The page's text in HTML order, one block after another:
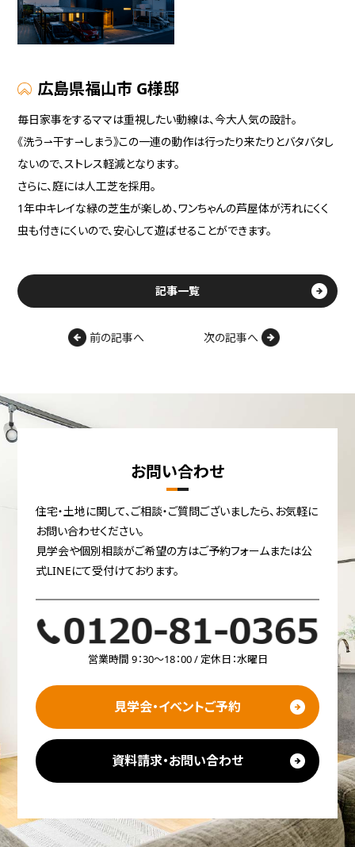
広島県福山市 G様邸
毎日家事をするママは重視したい動線は、今大人気の設計。
《洗う⇀干す⇀しまう》この一連の動作は行ったり来たりとバタバタし
ないので、ストレス軽減となります。
さらに、庭には人工芝を採用。
1年中キレイな緑の芝生が楽しめ、ワンちゃんの芦屋体が汚れにくく
虫も付きにくいので、安心して遊ばせることができます。
記事一覧
前の記事へ 次の記事へ
お問い合わせ
住宅・土地に関して、ご相談・ご質問ございましたら、お気軽に
お問い合わせください。
見学会や個別相談がご希望の方はご予約フォームまたは公
式LINEにて受付けております。
営業時間 9：30～18：00 / 定休日：水曜日
見学会・イベントご予約
資料請求・お問い合わせ